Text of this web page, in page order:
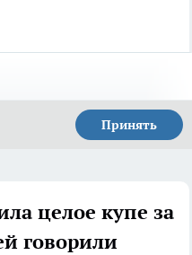
Принять
целое купе за
говорили